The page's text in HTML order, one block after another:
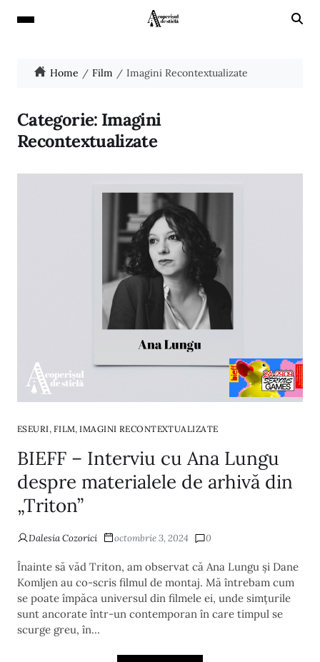
Home Film Imagini Recontextualizate
Categorie: Imagini
Recontextualizate
ESEURI, FILM,IMAGINI RECONTEXTUALIZATE
BIEFF – Interviu cu Ana Lungu
despre materialele de arhivă din
„Triton”
Dalesia Cozorici octombrie 3, 2024 0
Înainte să văd Triton, am observat că Ana Lungu și Dane
Komljen au co-scris filmul de montaj. Mă întrebam cum
se poate împăca universul din filmele ei, unde simțurile
sunt ancorate într-un contemporan în care timpul se
scurge greu, în…